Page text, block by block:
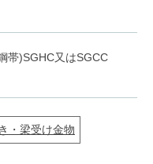
帯)SGHC又はSGCC
・梁受け金物